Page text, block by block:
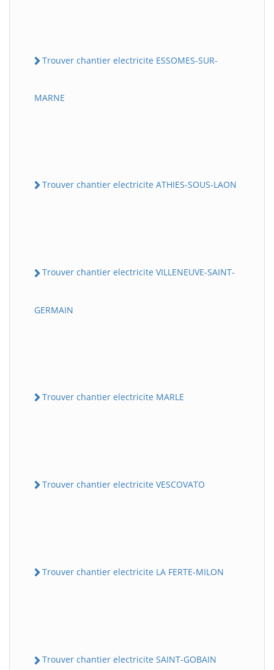
Trouver chantier electricite ESSOMES-SUR-
MARNE
Trouver chantier electricite ATHIES-SOUS-LAON
Trouver chantier electricite VILLENEUVE-SAINT-
GERMAIN
Trouver chantier electricite MARLE
Trouver chantier electricite VESCOVATO
Trouver chantier electricite LA FERTE-MILON
Trouver chantier electricite SAINT-GOBAIN